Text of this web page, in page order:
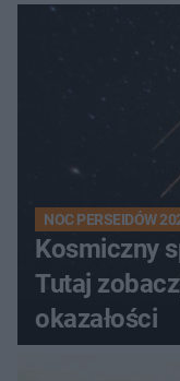
NOC PERSEIDÓW
Kosmiczny
Tutaj
okazałości